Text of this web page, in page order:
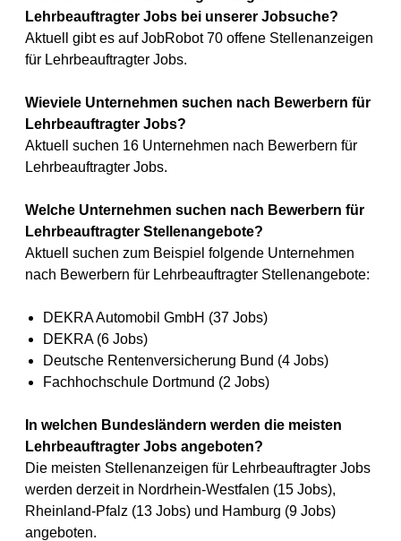
Lehrbeauftragter Jobs bei unserer Jobsuche?
Aktuell gibt es auf JobRobot 70 offene Stellenanzeigen
für Lehrbeauftragter Jobs.
Wieviele Unternehmen suchen nach Bewerbern für
Lehrbeauftragter Jobs?
Aktuell suchen 16 Unternehmen nach Bewerbern für
Lehrbeauftragter Jobs.
Welche Unternehmen suchen nach Bewerbern für
Lehrbeauftragter Stellenangebote?
Aktuell suchen zum Beispiel folgende Unternehmen
nach Bewerbern für Lehrbeauftragter Stellenangebote:
DEKRA Automobil GmbH (37 Jobs)
DEKRA (6 Jobs)
Deutsche Rentenversicherung Bund (4 Jobs)
Fachhochschule Dortmund (2 Jobs)
In welchen Bundesländern werden die meisten
Lehrbeauftragter Jobs angeboten?
Die meisten Stellenanzeigen für Lehrbeauftragter Jobs
werden derzeit in Nordrhein-Westfalen (15 Jobs),
Rheinland-Pfalz (13 Jobs) und Hamburg (9 Jobs)
angeboten.